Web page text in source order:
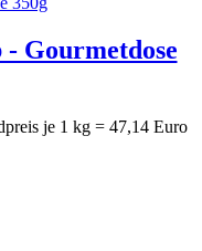
Gourmetdose
je 1 kg = 47,14 Euro